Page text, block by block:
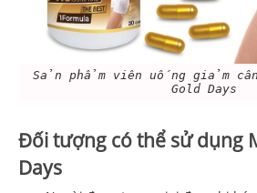
Sản phẩm viên uống giảm
Gold Days
Đối tượng có thể sử dụng
Days